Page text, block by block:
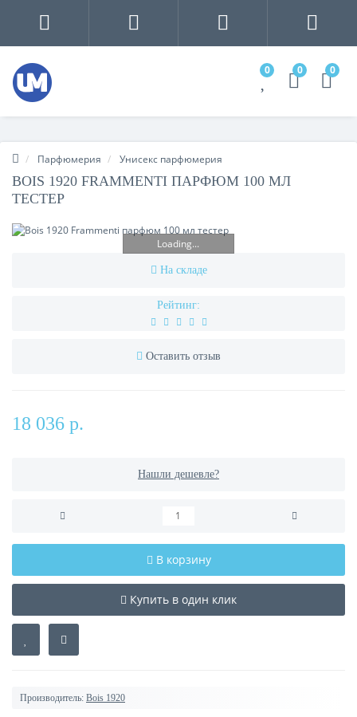
0 0 0
Парфюмерия Унисекс парфюмерия
BOIS 1920 FRAMMENTI ПАРФЮМ 100 МЛ
ТЕСТЕР
Loading...
На складе
Рейтинг:
Оставить отзыв
18 036 р.
Нашли дешевле?
В корзину
Купить в один клик
Производитель: Bois 1920